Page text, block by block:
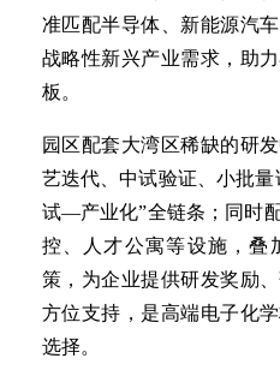
准匹配半导体、新能源汽
战略性新兴产业需求，助
板。
园区配套大湾区稀缺的研
艺迭代、中试验证、小批
试—产业化”全链条；同时
控、人才公寓等设施，叠
策，为企业提供研发奖励
方位支持，是高端电子化
选择。